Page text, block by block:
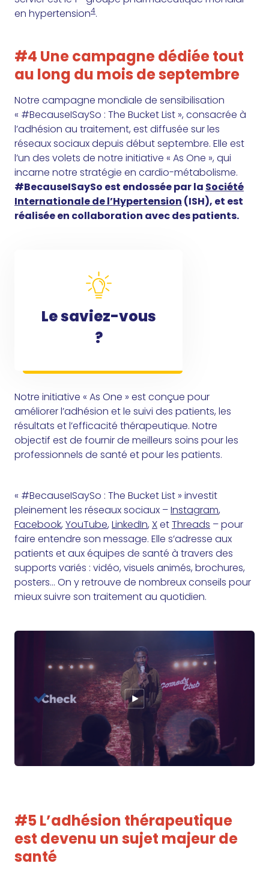
en hypertension4.
#4 Une campagne dédiée tout
au long du mois de septembre
Notre campagne mondiale de sensibilisation
« #BecauseISaySo : The Bucket List », consacrée à
l’adhésion au traitement, est diffusée sur les
réseaux sociaux depuis début septembre. Elle est
l’un des volets de notre initiative « As One », qui
incarne notre stratégie en cardio-métabolisme.
#BecauseISaySo est endossée par la Société
Internationale de l’Hypertension (ISH), et est
réalisée en collaboration avec des patients.
Le saviez-vous
?
Notre initiative « As One » est conçue pour
améliorer l’adhésion et le suivi des patients, les
résultats et l’efficacité thérapeutique. Notre
objectif est de fournir de meilleurs soins pour les
professionnels de santé et pour les patients.
« #BecauseISaySo : The Bucket List » investit
pleinement les réseaux sociaux –Instagram,
Facebook, YouTube, LinkedIn, XetThreads – pour
faire entendre son message. Elle s’adresse aux
patients et aux équipes de santé à travers des
supports variés : vidéo, visuels animés, brochures,
posters… On y retrouve de nombreux conseils pour
mieux suivre son traitement au quotidien.
#5 L’adhésion thérapeutique
est devenu un sujet majeur de
santé